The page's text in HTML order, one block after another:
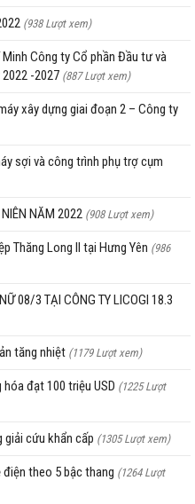
(938 Lượt xem)
Công ty Cổ phần Đầu tư và
-2027 (887 Lượt xem)
xây dựng giai đoạn 2 – Công ty
sợi và công trình phụ trợ cụm
NĂM 2022 (908 Lượt xem)
Thăng Long II tại Hưng Yên (986
08/3 TẠI CÔNG TY LICOGI 18.3
tăng nhiệt (1179 Lượt xem)
đạt 100 triệu USD (1225 Lượt
giải cứu khẩn cấp (1305 Lượt xem)
theo 5 bậc thang (1264 Lượt